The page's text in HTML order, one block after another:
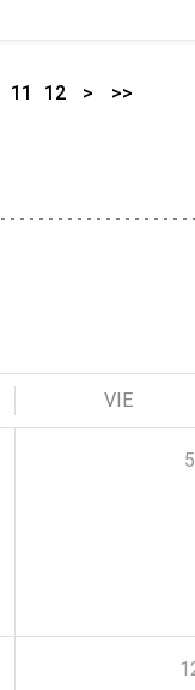
11 12 > >>
VIE
5